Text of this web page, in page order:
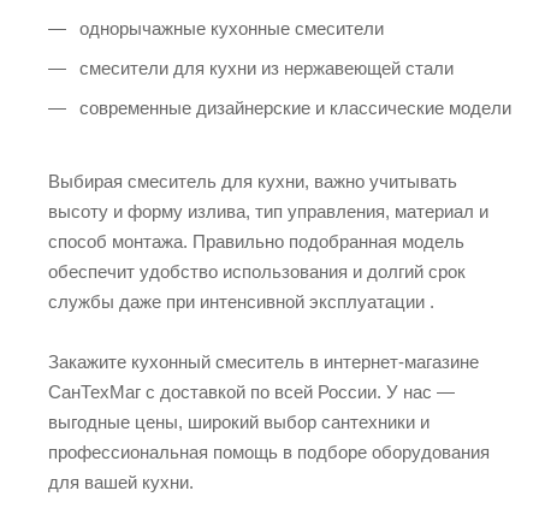
однорычажные кухонные смесители
смесители для кухни из нержавеющей стали
современные дизайнерские и классические модели
Выбирая смеситель для кухни, важно учитывать
высоту и форму излива, тип управления, материал и
способ монтажа. Правильно подобранная модель
обеспечит удобство использования и долгий срок
службы даже при интенсивной эксплуатации .
Закажите кухонный смеситель в интернет-магазине
СанТехМаг с доставкой по всей России. У нас —
выгодные цены, широкий выбор сантехники и
профессиональная помощь в подборе оборудования
для вашей кухни.